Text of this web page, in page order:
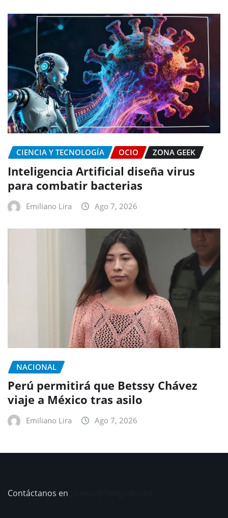
CIENCIA Y TECNOLOGÍA OCIO ZONA GEEK
Inteligencia Artificial diseña virus
para combatir bacterias
Emiliano Lira Ago 7, 2026
NACIONAL
Perú permitirá que Betssy Chávez
viaje a México tras asilo
Emiliano Lira Ago 7, 2026
Contáctanos en